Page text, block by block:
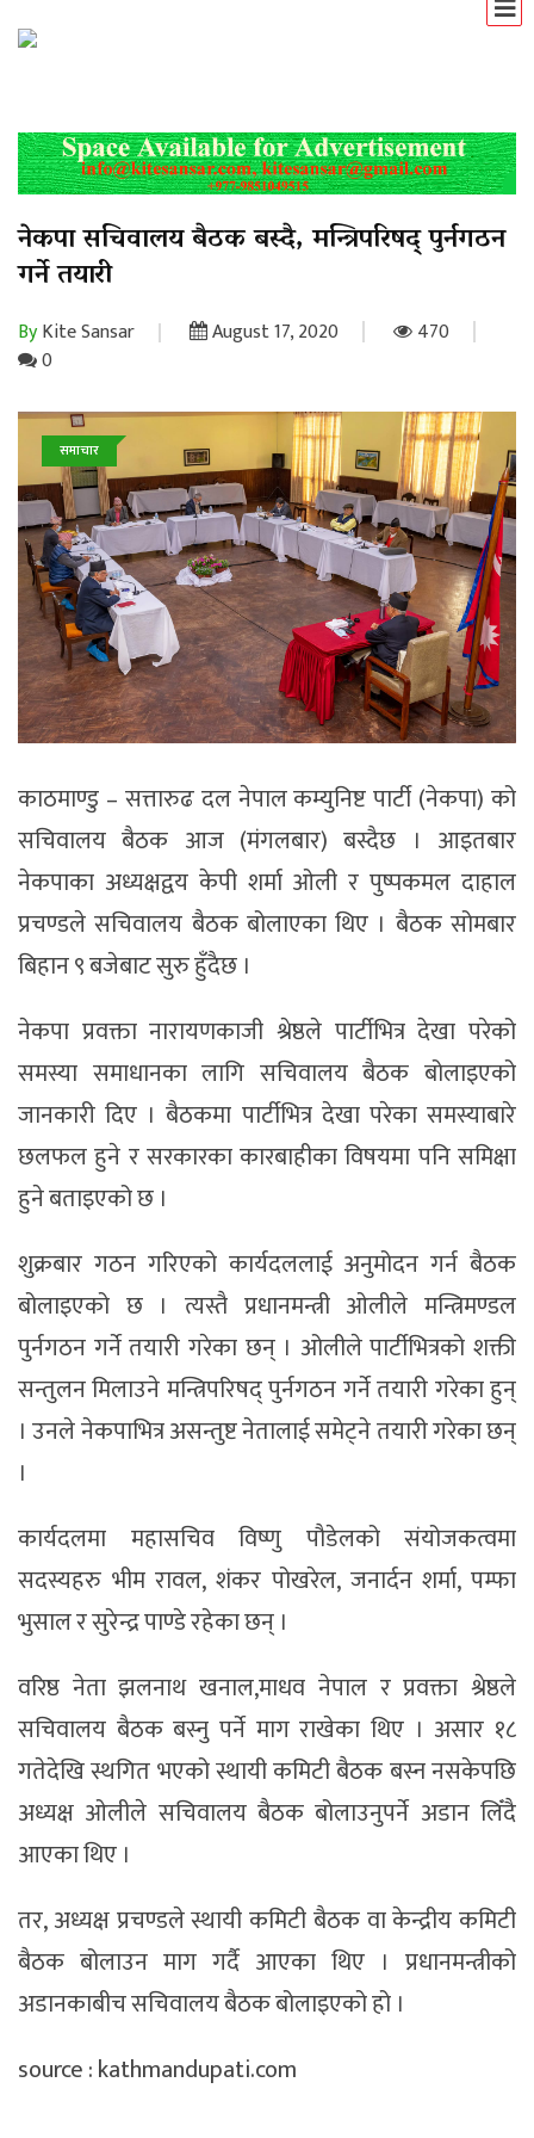
नेकपा सचिवालय बैठक बस्दै, मन्त्रिपरिषद् पुर्नगठन
गर्ने तयारी
ByKite Sansar August 17, 2020
470
0
समाचार
काठमाण्डु – सत्तारुढ दल नेपाल कम्युनिष्ट पार्टी (नेकपा) को
सचिवालय बैठक आज (मंगलबार) बस्दैछ । आइतबार
नेकपाका अध्यक्षद्वय केपी शर्मा ओली र पुष्पकमल दाहाल
प्रचण्डले सचिवालय बैठक बोलाएका थिए । बैठक सोमबार
बिहान ९ बजेबाट सुरु हुँदैछ ।
नेकपा प्रवक्ता नारायणकाजी श्रेष्ठले पार्टीभित्र देखा परेको
समस्या समाधानका लागि सचिवालय बैठक बोलाइएको
जानकारी दिए । बैठकमा पार्टीभित्र देखा परेका समस्याबारे
छलफल हुने र सरकारका कारबाहीका विषयमा पनि समिक्षा
हुने बताइएको छ ।
शुक्रबार गठन गरिएको कार्यदललाई अनुमोदन गर्न बैठक
बोलाइएको छ । त्यस्तै प्रधानमन्त्री ओलीले मन्त्रिमण्डल
पुर्नगठन गर्ने तयारी गरेका छन् । अ‍ोलीले पार्टीभित्रको शक्ती
सन्तुलन मिलाउने मन्त्रिपरिषद् पुर्नगठन गर्ने तयारी गरेका हुन्
। उनले नेकपाभित्र असन्तुष्ट नेतालाई समेट्ने तयारी गरेका छन्
।
कार्यदलमा महासचिव विष्णु पौडेलको संयोजकत्वमा
सदस्यहरु भीम रावल, शंकर पोखरेल, जनार्दन शर्मा, पम्फा
भुसाल र सुरेन्द्र पाण्डे रहेका छन् ।
वरिष्ठ नेता झलनाथ खनाल,माधव नेपाल र प्रवक्ता श्रेष्ठले
सचिवालय बैठक बस्नु पर्ने माग राखेका थिए । असार १८
गतेदेखि स्थगित भएको स्थायी कमिटी बैठक बस्न नसकेपछि
अध्यक्ष ओलीले सचिवालय बैठक बोलाउनुपर्ने अडान लिँदै
आएका थिए ।
तर, अध्यक्ष प्रचण्डले स्थायी कमिटी बैठक वा केन्द्रीय कमिटी
बैठक बोलाउन माग गर्दै आएका थिए । प्रधानमन्त्रीको
अडानकाबीच सचिवालय बैठक बोलाइएको हो ।
source : kathmandupati.com